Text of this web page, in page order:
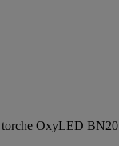
torche OxyLED BN20